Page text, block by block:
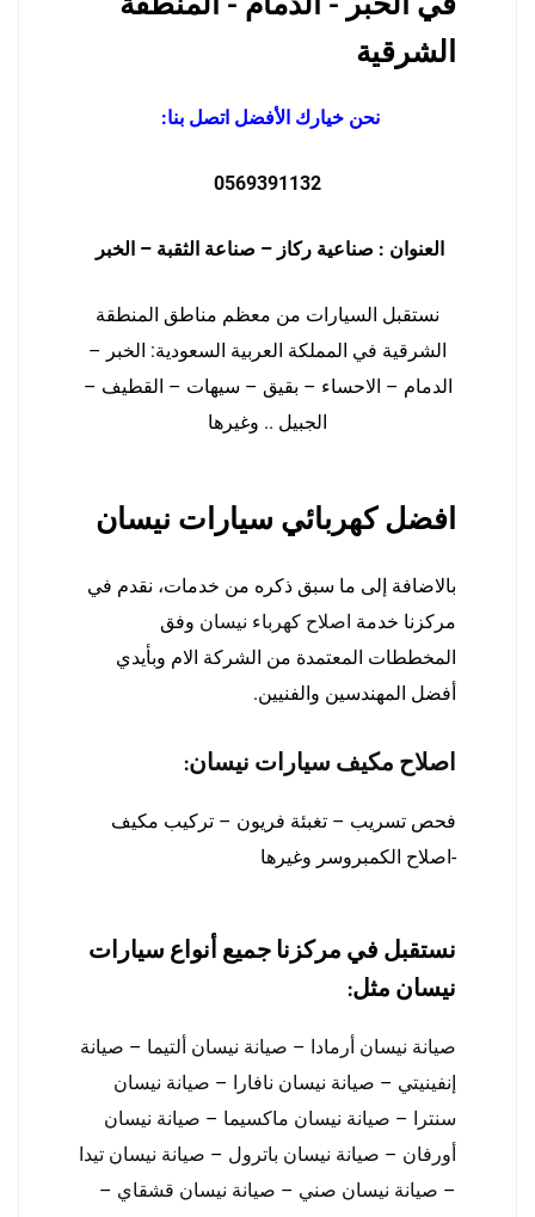
الشرقية
نحن خيارك الأفضل اتصل بنا:
0569391132
العنوان : صناعية ركاز – صناعة الثقبة – الخبر
نستقبل السيارات من معظم مناطق المنطقة
الشرقية في المملكة العربية السعودية: الخبر –
الدمام – الاحساء – بقيق – سيهات – القطيف –
الجبيل .. وغيرها
افضل كهربائي سيارات نيسان
بالاضافة إلى ما سبق ذكره من خدمات، نقدم في
مركزنا خدمة اصلاح كهرباء نيسان وفق
المخططات المعتمدة من الشركة الام وبأيدي
أفضل المهندسين والفنيين.
اصلاح مكيف سيارات نيسان:
فحص تسريب – تغبئة فريون – تركيب مكيف
-اصلاح الكمبروسر وغيرها
نستقبل في مركزنا جميع أنواع سيارات
نيسان مثل:
صيانة نيسان أرمادا – صيانة نيسان ألتيما – صيانة
إنفينيتي – صيانة نيسان نافارا – صيانة نيسان
سنترا
– صيانة نيسان ماكسيما – صيانة نيسان
أورفان – صيانة نيسان باترول – صيانة نيسان تيدا
– صيانة نيسان صني – صيانة نيسان قشقاي –